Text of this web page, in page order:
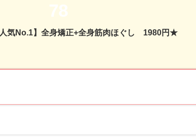
78
気No.1】全身矯正+全身筋肉ほぐし 1980円★